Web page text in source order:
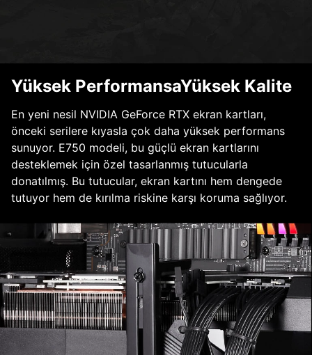
Yüksek PerformansaYüksek Kalite
En yeni nesil NVIDIA GeForce RTX ekran kartları,
önceki serilere kıyasla çok daha yüksek performans
sunuyor. E750 modeli, bu güçlü ekran kartlarını
desteklemek için özel tasarlanmış tutucularla
donatılmış. Bu tutucular, ekran kartını hem dengede
tutuyor hem de kırılma riskine karşı koruma sağlıyor.